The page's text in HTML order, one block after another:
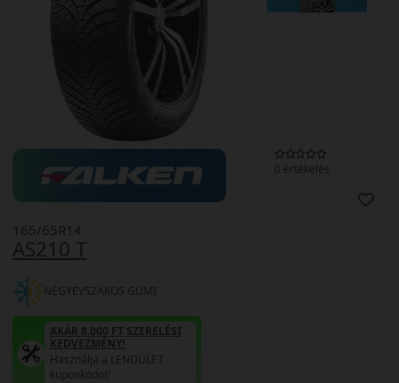
0 értékelés
AS210 T
165/65R14
NÉGYÉVSZAKOS GUMI
AKÁR 8.000 FT SZERELÉSI
KEDVEZMÉNY!
Használja a LENDÜLET
kuponkódot!